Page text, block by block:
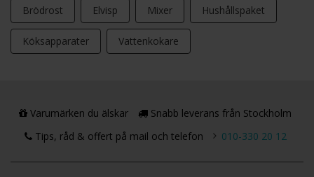
Brödrost Elvisp Mixer Hushållspaket
Köksapparater Vattenkokare
Varumärken du älskar
Snabb leverans från Stockholm
Tips, råd & offert på mail och telefon
010-330 20 12